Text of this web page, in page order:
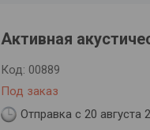
Активная
Под заказ
Код: 00889
Отправка с 20 августа